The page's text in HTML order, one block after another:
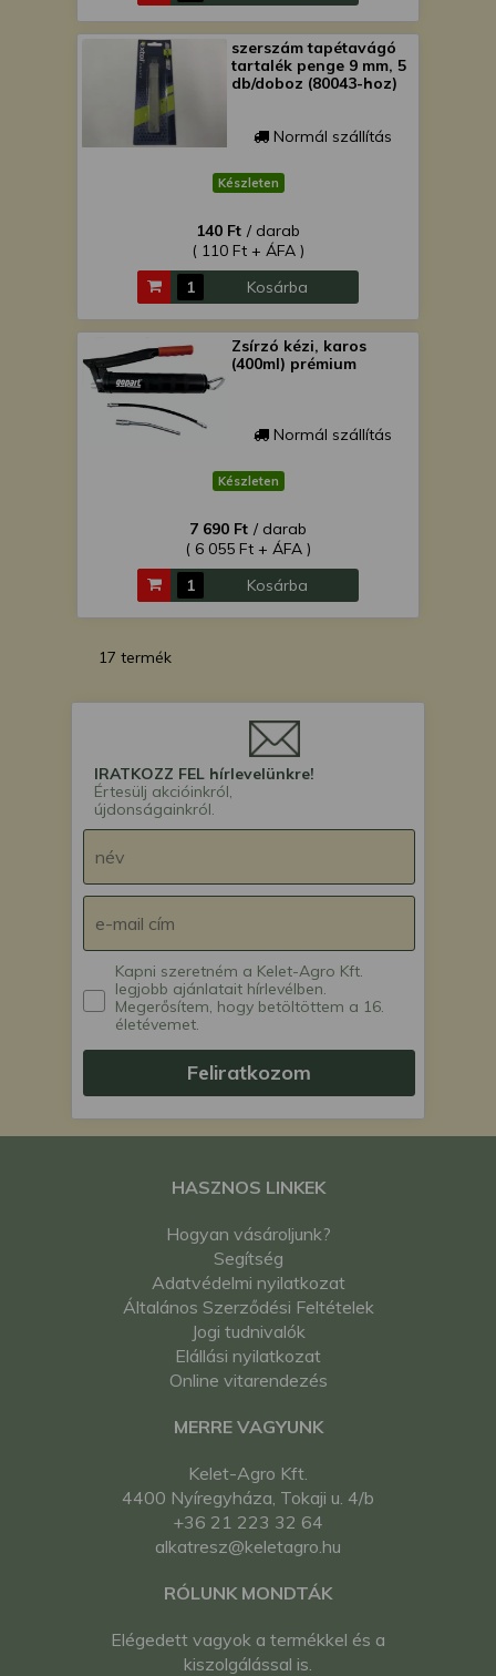
szerszám tapétavágó
tartalék penge 9 mm, 5
db/doboz (80043-hoz)
Normál szállítás
Készleten
140 Ft / darab
( 110 Ft + ÁFA )
Kosárba
Zsírzó kézi, karos
(400ml) prémium
Normál szállítás
Készleten
7 690 Ft / darab
( 6 055 Ft + ÁFA )
Kosárba
17 termék
IRATKOZZ FEL hírlevelünkre!
Értesülj akcióinkról,
újdonságainkról.
Kapni szeretném a Kelet-Agro Kft.
legjobb ajánlatait hírlevélben.
Megerősítem, hogy betöltöttem a 16.
életévemet.
Feliratkozom
HASZNOS LINKEK
Hogyan vásároljunk?
Segítség
Adatvédelmi nyilatkozat
Általános Szerződési Feltételek
Jogi tudnivalók
Elállási nyilatkozat
Online vitarendezés
MERRE VAGYUNK
Kelet-Agro Kft.
4400 Nyíregyháza, Tokaji u. 4/b
+36 21 223 32 64
alkatresz@keletagro.hu
RÓLUNK MONDTÁK
Elégedett vagyok a termékkel és a
kiszolgálással is.